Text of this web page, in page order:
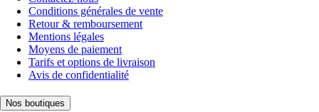
Conditions générales de vente
Retour & remboursement
Mentions légales
Moyens de paiement
Tarifs et options de livraison
Avis de confidentialité
Nos boutiques